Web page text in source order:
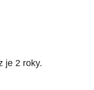
je 2 roky.